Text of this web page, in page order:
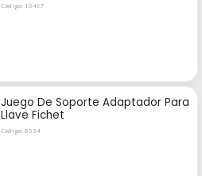
Código: 15497
Juego De Soporte Adaptador Para
Llave Fichet
Código: 8534